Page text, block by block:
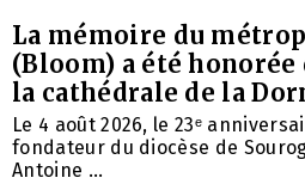
La mémoire du
(Bloom) a été
la cathédrale de la
Le 4 août 2026, le 23ᵉ
fondateur du diocèse de
Antoine ...